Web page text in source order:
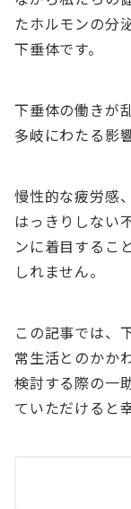
たホルモンの分
下垂体です。
下垂体の働きが
多岐にわたる影
慢性的な疲労感
はっきりしない
ンに着目するこ
しれません。
この記事では、
常生活とのかか
検討する際の一
ていただけると